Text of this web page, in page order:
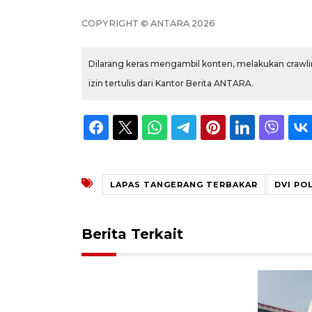
COPYRIGHT © ANTARA 2026
Dilarang keras mengambil konten, melakukan
izin tertulis dari Kantor Berita ANTARA.
LAPAS TANGERANG TERBAKAR DVI
Berita Terkait